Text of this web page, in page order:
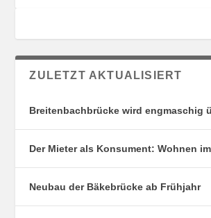
ZULETZT AKTUALISIERT
Breitenbachbrücke wird engmaschig
Der Mieter als Konsument: Wohnen
Neubau der Bäkebrücke ab Frühjahr